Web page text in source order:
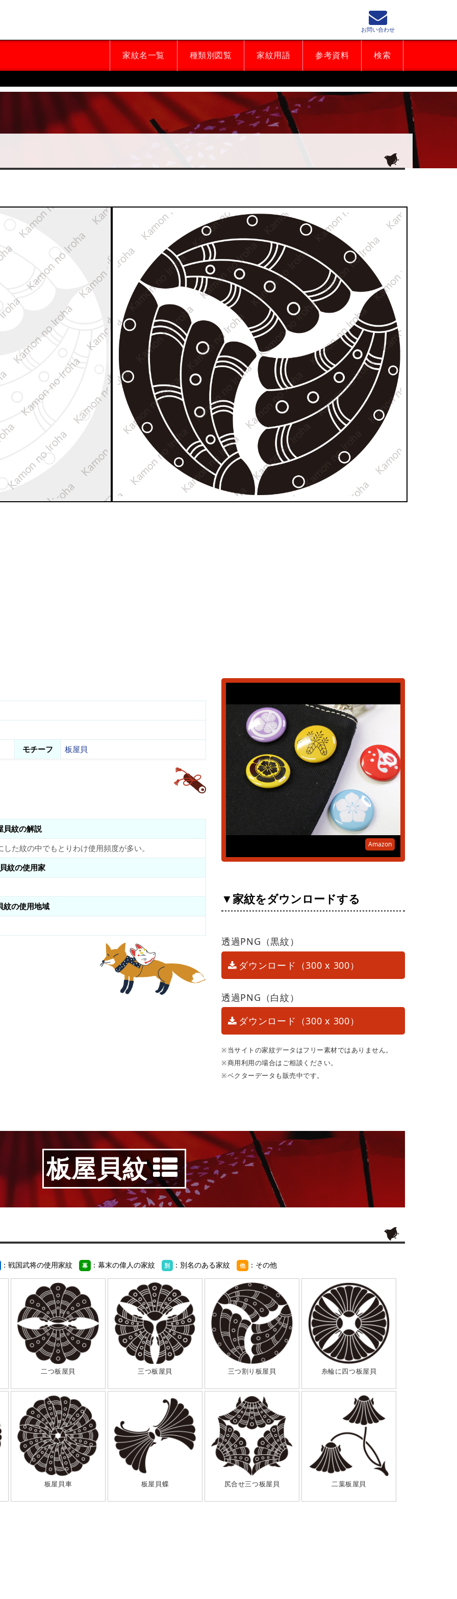
家紋名一覧 種類別図覧 家紋用語 参考資料 検索
お問い合わせ
モチーフ 板屋貝
貝紋の解説
た紋の中でもとりわけ使用頻度が多い。
紋の使用家
紋の使用地域
Amazon
▼家紋をダウンロードする
透過PNG（黒紋）
ダウンロード（300 x 300）
透過PNG（白紋）
ダウンロード（300 x 300）
※当サイトの家紋データはフリー素材ではありません。
※商用利用の場合はご相談ください。
※ベクターデータも販売中です。
板屋貝紋
：戦国武将の使用家紋 幕 ：幕末の偉人の家紋 別 ：別名のある家紋 他 ：その他
二つ板屋貝 三つ板屋貝 三つ割り板屋貝 糸輪に四つ板屋貝
板屋貝車 板屋貝蝶 尻合せ三つ板屋貝 二葉板屋貝